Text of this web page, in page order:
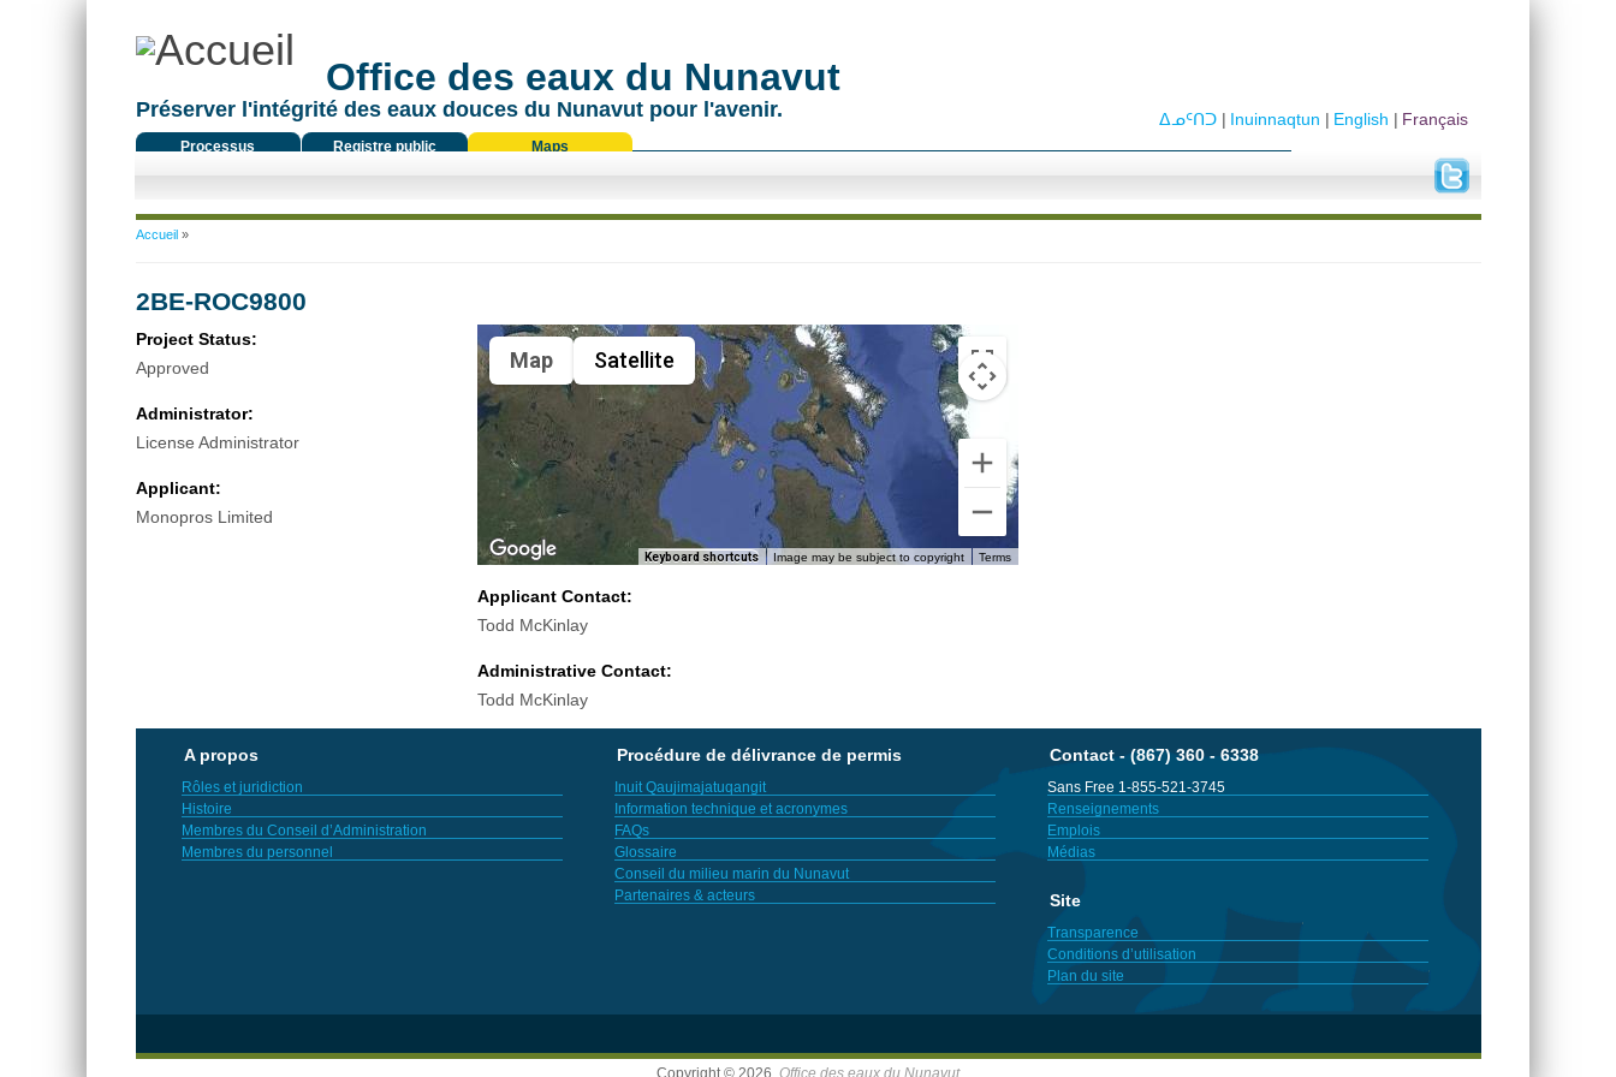
Office des eaux du Nunavut
Préserver l'intégrité des eaux douces du Nunavut pour l'avenir.
Processus
Registre public Maps
Français
English
Inuinnaqtun
ᐃᓄᑦᑎᑐ
Vous êtes ici
Accueil»
2BE-ROC9800
Project Status:
Approved
Administrator:
License Administrator
Applicant:
Monopros Limited
Map Satellite
Keyboard shortcuts Image may be subject to copyright Terms
Applicant Contact:
Todd McKinlay
Administrative Contact:
Todd McKinlay
A propos
Rôles et juridiction
Histoire
Membres du Conseil d’Administration
Membres du personnel
Procédure de délivrance de permis
Inuit Qaujimajatuqangit
Information technique et acronymes
FAQs
Glossaire
Conseil du milieu marin du Nunavut
Partenaires & acteurs
Contact - (867) 360 - 6338
Sans Free 1-855-521-3745
Renseignements
Emplois
Médias
Site
Transparence
Conditions d’utilisation
Plan du site
Copyright © 2026, Office des eaux du Nunavut